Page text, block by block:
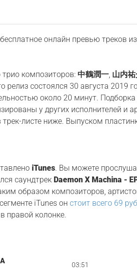
онлайн превью треков из
композиторов: 中鶴潤一, 山内
релиз состоялся 30 августа 2019
около 20 минут.
у других исполнителей и
листе ниже. Выпуском
iTunes. Вы можете
саундтрек Daemon X Machina -
образом композиторов,
iTunes онстоит всего 69
правой колонке.
03:51